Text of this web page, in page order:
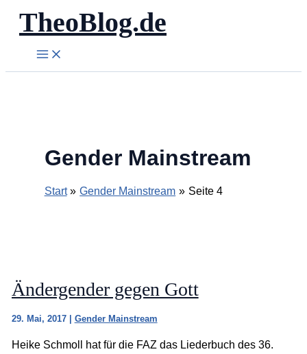
Zum
Inhalt
springen
TheoBlog.de
Gender Mainstream
Start Gender Mainstream Seite 4
Ändergender gegen Gott
29. Mai, 2017 | Gender Mainstream
Heike Schmoll hat für die FAZ das Liederbuch des 36.